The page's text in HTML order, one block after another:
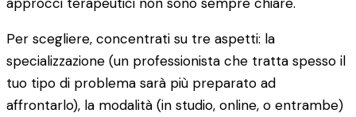
Per scegliere, concentrati su tre aspetti: la
specializzazione (un professionista che tratta spesso il
tuo tipo di problema sarà più preparato ad
affrontarlo), la modalità (in studio, online, o entrambe)